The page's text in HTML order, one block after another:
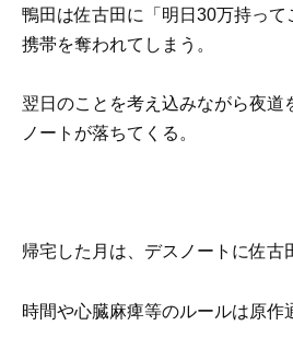
鴨田は佐古田に「明日30万持って
携帯を奪われてしまう。
翌日のことを考え込みながら夜道
ノートが落ちてくる。
帰宅した月は、デスノートに佐古
時間や心臓麻痺等のルールは原作